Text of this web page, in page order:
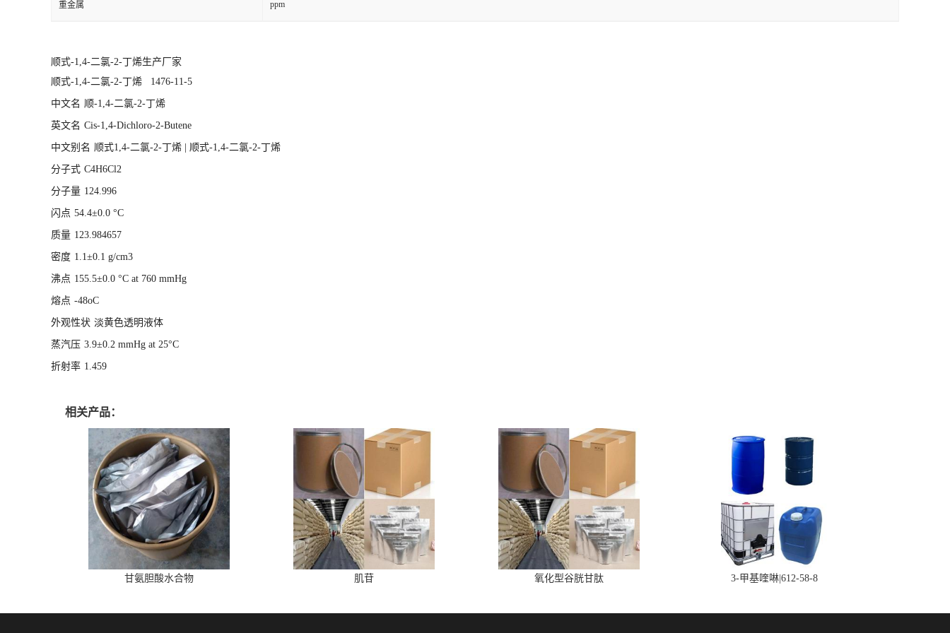
重金属 ppm
顺式-1,4-二氯-2-丁烯生产厂家
顺式-1,4-二氯-2-丁烯 1476-11-5
中文名 顺-1,4-二氯-2-丁烯
英文名 Cis-1,4-Dichloro-2-Butene
中文别名 顺式1,4-二氯-2-丁烯 | 顺式-1,4-二氯-2-丁烯
分子式 C4H6Cl2
分子量 124.996
闪点 54.4±0.0 °C
质量 123.984657
密度 1.1±0.1 g/cm3
沸点 155.5±0.0 °C at 760 mmHg
熔点 -48oC
外观性状 淡黄色透明液体
蒸汽压 3.9±0.2 mmHg at 25°C
折射率 1.459
相关产品：
甘氨胆酸水合物 肌苷 氧化型谷胱甘肽 3-甲基喹啉|612-58-8